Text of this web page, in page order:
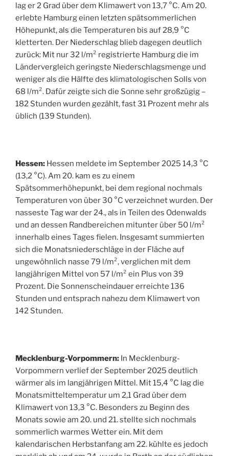
lag er 2 Grad über dem Klimawert von 13,7 °C. Am 20.
erlebte Hamburg einen letzten spätsommerlichen
Höhepunkt, als die Temperaturen bis auf 28,9 °C
kletterten. Der Niederschlag blieb dagegen deutlich
zurück: Mit nur 32 l/m² registrierte Hamburg die im
Ländervergleich geringste Niederschlagsmenge und
weniger als die Hälfte des klimatologischen Solls von
68 l/m². Dafür zeigte sich die Sonne sehr großzügig –
182 Stunden wurden gezählt, fast 31 Prozent mehr als
üblich (139 Stunden).
Hessen: Hessen meldete im September 2025 14,3 °C
(13,2 °C). Am 20. kam es zu einem
Spätsommerhöhepunkt, bei dem regional nochmals
Temperaturen von über 30 °C verzeichnet wurden. Der
nasseste Tag war der 24., als in Teilen des Odenwalds
und an dessen Randbereichen mitunter über 50 l/m²
innerhalb eines Tages fielen. Insgesamt summierten
sich die Monatsniederschläge in der Fläche auf
ungewöhnlich nasse 79 l/m², verglichen mit dem
langjährigen Mittel von 57 l/m² ein Plus von 39
Prozent. Die Sonnenscheindauer erreichte 136
Stunden und entsprach nahezu dem Klimawert von
142 Stunden.
Mecklenburg-Vorpommern: In Mecklenburg-
Vorpommern verlief der September 2025 deutlich
wärmer als im langjährigen Mittel. Mit 15,4 °C lag die
Monatsmitteltemperatur um 2,1 Grad über dem
Klimawert von 13,3 °C. Besonders zu Beginn des
Monats sowie am 20. und 21. stellte sich nochmals
sommerlich warmes Wetter ein. Mit dem
kalendarischen Herbstanfang am 22. kühlte es jedoch